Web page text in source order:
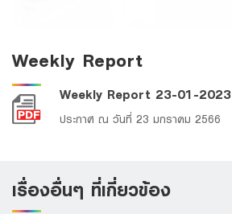
Weekly Report
Weekly Report 23-01-2023
ประกาศ ณ วันที่ 23 มกราคม 2566
เรื่องอื่นๆ ที่เกี่ยวข้อง